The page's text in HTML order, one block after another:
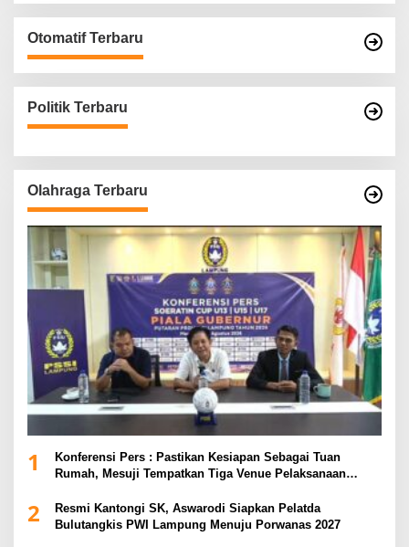
Otomatif Terbaru
Politik Terbaru
Olahraga Terbaru
1
Konferensi Pers : Pastikan Kesiapan Sebagai Tuan
Rumah, Mesuji Tempatkan Tiga Venue Pelaksanaan
2
Resmi Kantongi SK, Aswarodi Siapkan Pelatda
Bulutangkis PWI Lampung Menuju Porwanas 2027